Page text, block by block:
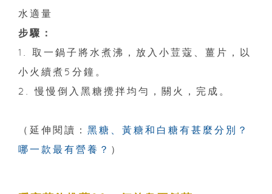
水適量
步驟：
1. 取一鍋子將水煮沸，放入小荳蔻、薑片，以
小火續煮5分鐘。
2. 慢慢倒入黑糖攪拌均勻，關火，完成。
（延伸閱讀： 黑糖、黃糖和白糖有甚麼分別？
哪一款最有營養？ ）